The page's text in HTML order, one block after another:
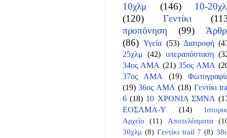
10χλμ
(146)
10-
(120)
Γεντίκι
προπόνηση
(99)
(86) Υγεία (53) Διατροφή
25χλμ (42) υπεραπόσταση
34ος ΑΜΑ (21) 35ος ΑΜΑ
37ος ΑΜΑ
(19)
(19) 36ος ΑΜΑ (18) Γεντίκι
6 (18) 10 ΧΡΟΝΙΑ ΣΜΝΛ
ΕΟΣΛΜΑ-Υ
(14)
Αρχείο
(11) Αποτελέσματα
30χλμ (8) Γεντίκι trail 7 (8)